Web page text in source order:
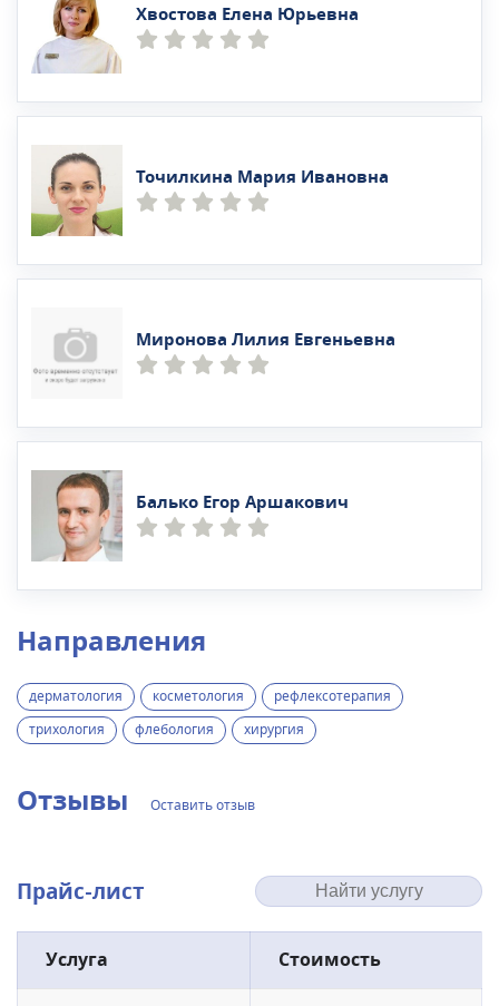
Хвостова Елена Юрьевна
Точилкина Мария Ивановна
Миронова Лилия Евгеньевна
Балько Егор Аршакович
Направления
дерматология косметология
рефлексотерапия
трихология
флебология хирургия
Отзывы Оставить отзыв
Прайс-лист
Услуга Стоимость